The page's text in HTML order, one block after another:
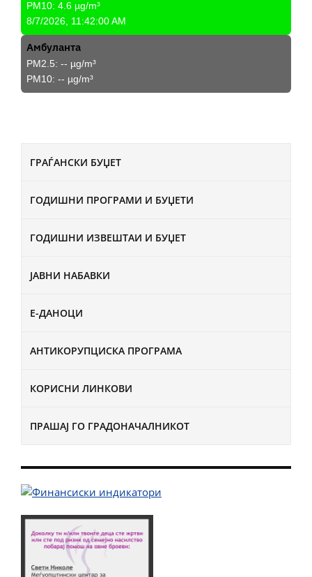
ГРАЃАНСКИ БУЏЕТ
ГОДИШНИ ПРОГРАМИ И БУЏЕТИ
ГОДИШНИ ИЗВЕШТАИ И БУЏЕТ
ЈАВНИ НАБАВКИ
Е-ДАНОЦИ
АНТИКОРУПЦИСКА ПРОГРАМА
КОРИСНИ ЛИНКОВИ
ПРАШАЈ ГО ГРАДОНАЧАЛНИКОТ
PM10: 4.6 µg/m³
8/7/2026, 11:42:00 AM
Амбуланта
PM2.5: -- µg/m³
PM10: -- µg/m³